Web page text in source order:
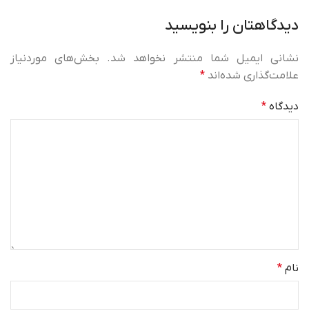
دیدگاهتان را بنویسید
نشانی ایمیل شما منتشر نخواهد شد.
بخش‌های موردنیاز
علامت‌گذاری شده‌اند *
دیدگاه *
نام *